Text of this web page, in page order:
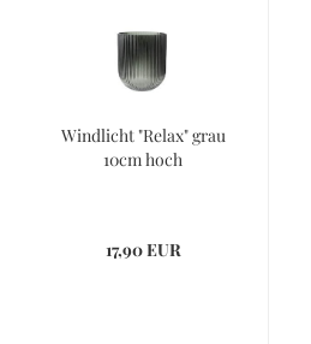
Windlicht "Relax" grau
10cm hoch
17,90 EUR